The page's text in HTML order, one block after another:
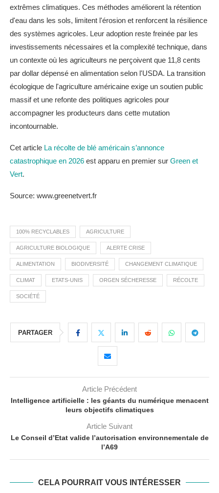
extrêmes climatiques. Ces méthodes améliorent la rétention
d'eau dans les sols, limitent l'érosion et renforcent la résilience
des systèmes agricoles. Leur adoption reste freinée par les
investissements nécessaires et la complexité technique, dans
un contexte où les agriculteurs ne perçoivent que 11,8 cents
par dollar dépensé en alimentation selon l'USDA. La transition
écologique de l'agriculture américaine exige un soutien public
massif et une refonte des politiques agricoles pour
accompagner les producteurs dans cette mutation
incontournable.
Cet article La récolte de blé américain s’annonce
catastrophique en 2026 est apparu en premier sur Green et
Vert.
Source: www.greenetvert.fr
100% RECYCLABLES AGRICULTURE
AGRICULTURE BIOLOGIQUE ALERTE CRISE
ALIMENTATION BIODIVERSITÉ CHANGEMENT CLIMATIQUE
CLIMAT ETATS-UNIS ORGEN SÉCHERESSE RÉCOLTE
SOCIÉTÉ
PARTAGER
Article Précédent
Intelligence artificielle : les géants du numérique menacent
leurs objectifs climatiques
Article Suivant
Le Conseil d’Etat valide l’autorisation environnementale de
l’A69
CELA POURRAIT VOUS INTÉRESSER